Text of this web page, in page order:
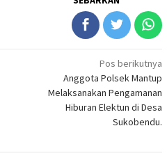
Pos berikutnya
Anggota Polsek Mantup
Melaksanakan Pengamanan
Hiburan Elektun di Desa
Sukobendu.